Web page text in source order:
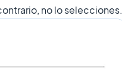
no lo selecciones.